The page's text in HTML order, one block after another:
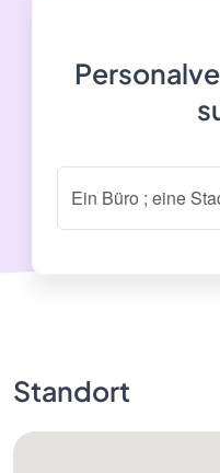
Standort